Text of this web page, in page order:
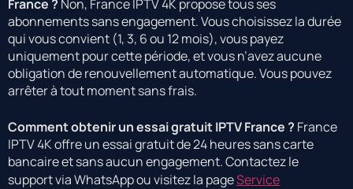
France ? Non, France IPTV 4K propose tous ses
abonnements sans engagement. Vous choisissez la durée
qui vous convient (1, 3, 6 ou 12 mois), vous payez
uniquement pour cette période, et vous n’avez aucune
obligation de renouvellement automatique. Vous pouvez
arrêter à tout moment sans frais.
Comment obtenir un essai gratuit IPTV France ? France
IPTV 4K offre un essai gratuit de 24 heures sans carte
bancaire et sans aucun engagement. Contactez le
support via WhatsApp ou visitez la pageService